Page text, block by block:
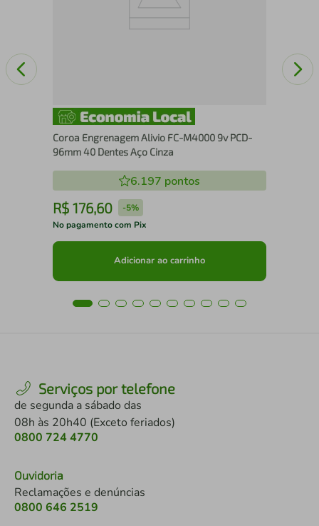
Coroa Engrenagem Alivio FC-M4000 9v PCD-
96mm 40 Dentes Aço Cinza
6.197 pontos
R$ 176,60 -5%
No pagamento com Pix
Adicionar ao carrinho
Serviços por telefone
de segunda a sábado das
08h às 20h40 (Exceto feriados)
0800 724 4770
Ouvidoria
Reclamações e denúncias
0800 646 2519